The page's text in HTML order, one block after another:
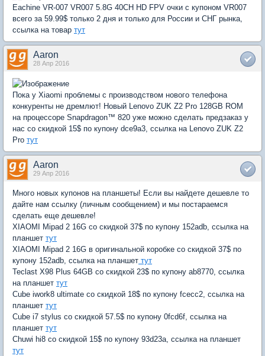
Eachine VR-007 VR007 5.8G 40CH HD FPV очки с купоном VR007
всего за 59.99$ только 2 дня и только для России и СНГ рынка,
ссылка на товар тут
Aaron
28 Апр 2016
Пока у Xiaomi проблемы с производством нового телефона
конкуренты не дремлют! Новый Lenovo ZUK Z2 Pro 128GB ROM
на процессоре Snapdragon™ 820 уже можно сделать предзаказ у
нас со скидкой 15$ по купону dce9a3, ссылка на Lenovo ZUK Z2
Pro тут
Aaron
29 Апр 2016
Много новых купонов на планшеты! Если вы найдете дешевле то
дайте нам ссылку (личным сообщением) и мы постараемся
сделать еще дешевле!
XIAOMI Mipad 2 16G со скидкой 37$ по купону 152adb, ссылка на
планшет тут
XIAOMI Mipad 2 16G в оригинальной коробке со скидкой 37$ по
купону 152adb, ссылка на планшет тут
Teclast X98 Plus 64GB со скидкой 23$ по купону ab8770, ссылка
на планшет тут
Cube iwork8 ultimate со скидкой 18$ по купону fcecc2, ссылка на
планшет тут
Cube i7 stylus со скидкой 57.5$ по купону 0fcd6f, ссылка на
планшет тут
Chuwi hi8 со скидкой 15$ по купону 93d23a, ссылка на планшет
тут